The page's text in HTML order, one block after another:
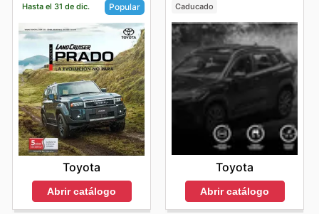
Hasta el 31 de dic. Popular
Toyota
Abrir catálogo
Caducado
Toyota
Abrir catálogo